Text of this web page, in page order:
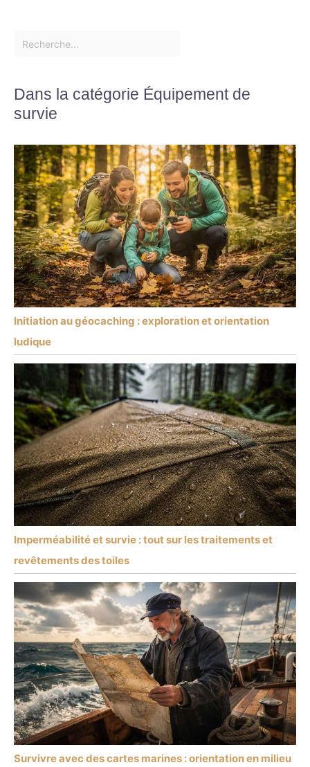
Dans la catégorie Équipement de
survie
Initiation au géocaching : exploration et orientation
ludique
Imperméabilité et survie : tout sur les traitements et
revêtements des toiles
Survivre avec des cartes marines : orientation en milieu